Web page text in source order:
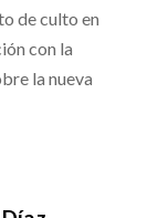
de culto en
con la
la nueva